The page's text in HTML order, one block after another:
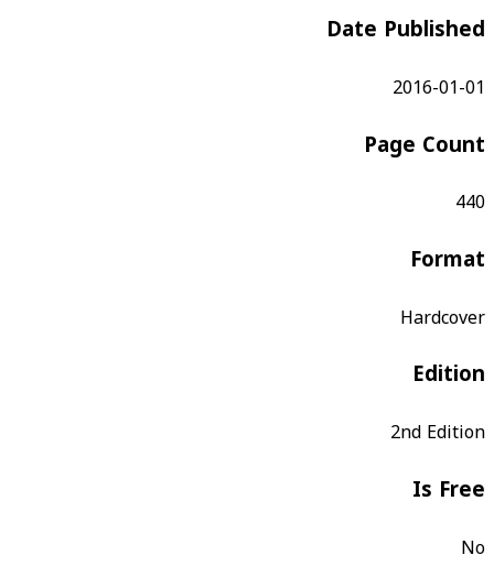
Date Published
2016-01-01
Page Count
440
Format
Hardcover
Edition
2nd Edition
Is Free
No